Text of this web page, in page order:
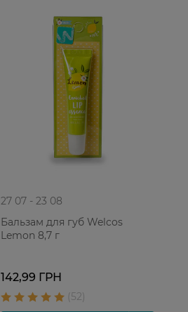
27 07 - 23 08
Бальзам для губ Welcos
Lemon 8,7 г
142,99 ГРН